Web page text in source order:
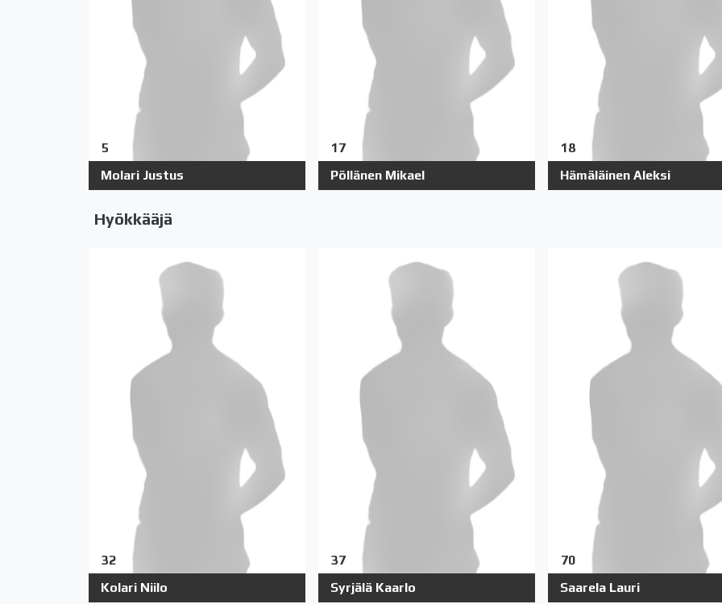
5
Molari Justus
17
Pöllänen Mikael
18
Hämäläinen Aleksi
Hyökkääjä
32
Kolari Niilo
37
Syrjälä Kaarlo
70
Saarela Lauri